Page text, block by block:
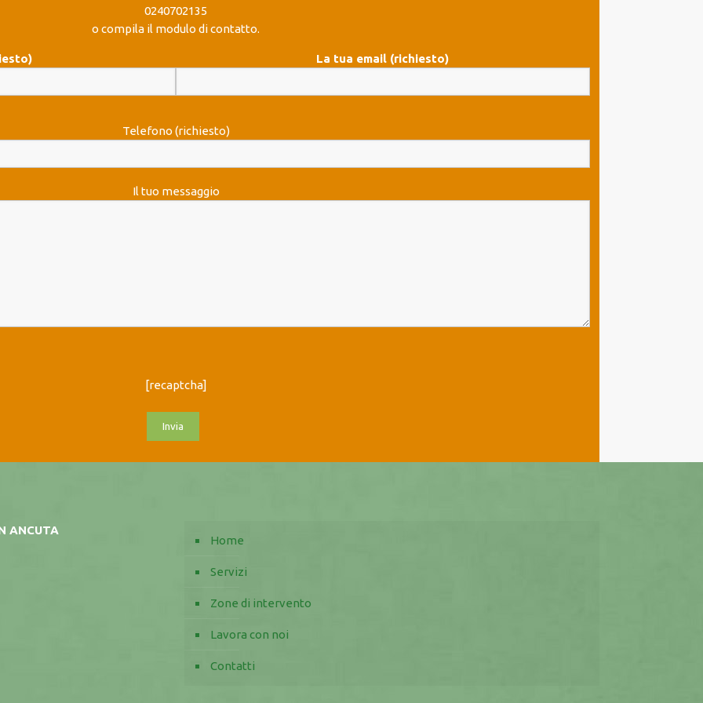
0240702135
o compila il modulo di contatto.
La tua email (richiesto)
Telefono (richiesto)
Il tuo messaggio
[recaptcha]
ANCUTA
Home
Servizi
Zone di intervento
Lavora con noi
Contatti